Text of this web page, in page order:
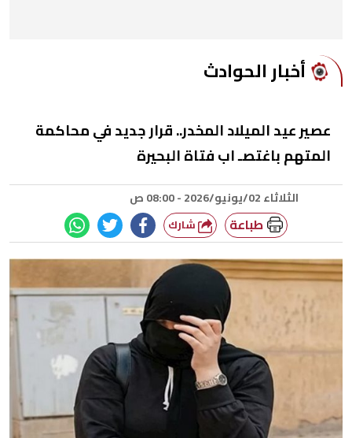
أخبار الحوادث
عصير عيد الميلاد المخدر.. قرار جديد في محاكمة
المتهم باغتصـ اب فتاة البحيرة
الثلاثاء 02/يونيو/2026 - 08:00 ص
طباعة